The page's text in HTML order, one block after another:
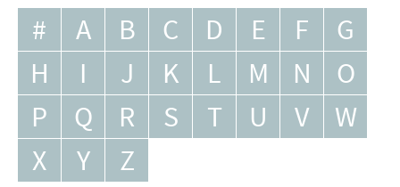
# A B C D E F
G
H
I J K L M N
O
P
Q R S T U V
W
X
Y Z